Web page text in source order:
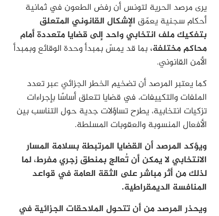
يرى مرصد الحرية لتونس أن رفض الطعون في ثمانية
أحكام سجنية يعمّق الإشكال القانوني المتعلق
بتفكيك ملف انتخابي واحد إلى قضايا متعددة أمام
محاكم مختلفة، بما قد يمسّ بمبدأ وحدة الوقائع وبمبدأ
الأمن القانوني.
كما يعتبر المرصد أن تضخيم الخطر الجزائي عبر تعدد
الملفات والتكييفات، في قضايا تتعلق أساسًا بإجراءات
تزكيات انتخابية، يطرح تساؤلات جدية حول التناسب بين
الأفعال المنسوبة والعقوبات المسلطة.
ويؤكد المرصد أن القضايا المرتبطة بسلامة المسار
الانتخابي لا يمكن أن تُعالج بمنطق زجري مفرط، لما
لذلك من أثر مباشر على الثقة العامة في قواعد
المنافسة الديمقراطية.
ويحذر المرصد من أن تتحول الملاحقات الجزائية في